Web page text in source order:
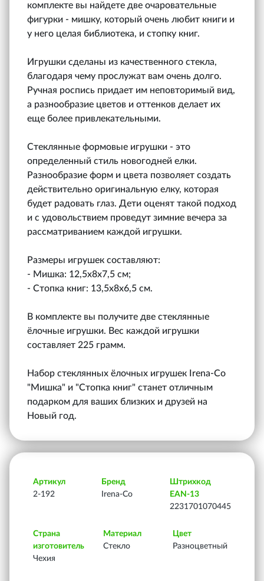
комплекте вы найдете две очаровательные
фигурки - мишку, который очень любит книги и
у него целая библиотека, и стопку книг.
Игрушки сделаны из качественного стекла,
благодаря чему прослужат вам очень долго.
Ручная роспись придает им неповторимый вид,
а разнообразие цветов и оттенков делает их
еще более привлекательными.
Стеклянные формовые игрушки - это
определенный стиль новогодней елки.
Разнообразие форм и цвета позволяет создать
действительно оригинальную елку, которая
будет радовать глаз. Дети оценят такой подход
и с удовольствием проведут зимние вечера за
рассматриванием каждой игрушки.
Размеры игрушек составляют:
- Мишка: 12,5х8х7,5 см;
- Стопка книг: 13,5х8х6,5 см.
В комплекте вы получите две стеклянные
ёлочные игрушки. Вес каждой игрушки
составляет 225 грамм.
Набор стеклянных ёлочных игрушек Irena-Co
"Мишка" и "Стопка книг" станет отличным
подарком для ваших близких и друзей на
Новый год.
Артикул
2-192
Бренд
Irena-Co
Штрихкод
EAN-13
2231701070445
Страна
изготовитель
Чехия
Материал
Стекло
Цвет
Разноцветный